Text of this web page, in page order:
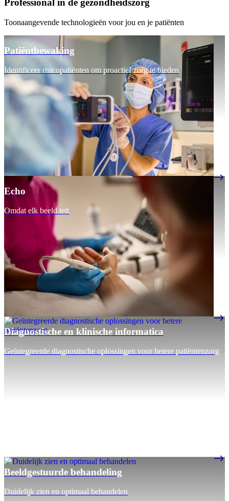
Professional in de gezondheidszorg
Toonaangevende technologieën voor jou en je patiënten
Patiëntbewaking
Identificeer risicopatiënten om proactief zorg te bieden
Echo
Omdat elk beeld telt
Diagnostische en klinische informatica
Geïntegreerde diagnostische oplossingen voor betere patiëntenzorg
Beeldgestuurde behandeling
Duidelijk zien en optimaal behandelen